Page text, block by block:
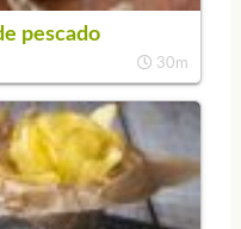
pescado
30m